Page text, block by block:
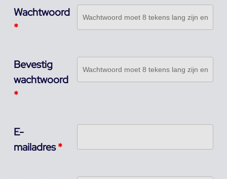
Wachtwoord
*
Bevestig
wachtwoord
*
E-
mailadres*